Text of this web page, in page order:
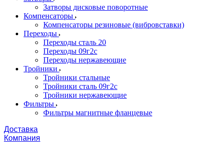
Затворы дисковые поворотные
Компенсаторы
Компенсаторы резиновые (вибровставки)
Переходы
Переходы сталь 20
Переходы 09г2с
Переходы нержавеющие
Тройники
Тройники стальные
Тройники сталь 09г2с
Тройники нержавеющие
Фильтры
Фильтры магнитные фланцевые
Доставка
Компания